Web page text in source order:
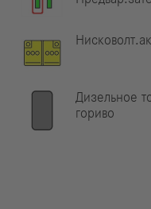
Дизельное
гориво